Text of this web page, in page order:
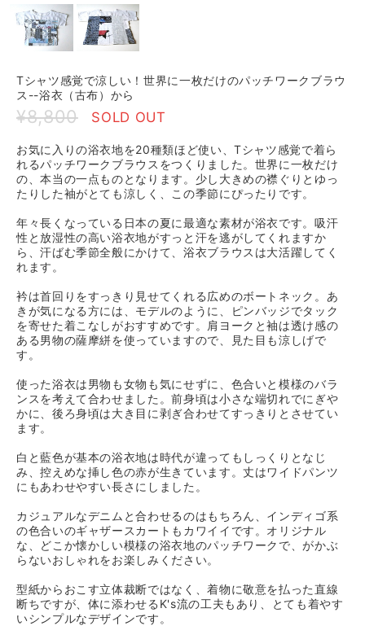
Tシャツ感覚で涼しい！世界に一枚だけのパッチワークブラウ
ス--浴衣（古布）から
¥8,800 SOLD OUT
お気に入りの浴衣地を20種類ほど使い、Tシャツ感覚で着ら
れるパッチワークブラウスをつくりました。世界に一枚だけ
の、本当の一点ものとなります。少し大きめの襟ぐりとゆっ
たりした袖がとても涼しく、この季節にぴったりです。
年々長くなっている日本の夏に最適な素材が浴衣です。吸汗
性と放湿性の高い浴衣地がすっと汗を逃がしてくれますか
ら、汗ばむ季節全般にかけて、浴衣ブラウスは大活躍してく
れます。
衿は首回りをすっきり見せてくれる広めのボートネック。あ
きが気になる方には、モデルのように、ピンバッジでタック
を寄せた着こなしがおすすめです。肩ヨークと袖は透け感の
ある男物の薩摩絣を使っていますので、見た目も涼しげで
す。
使った浴衣は男物も女物も気にせずに、色合いと模様のバラ
ンスを考えて合わせました。前身頃は小さな端切れでにぎや
かに、後ろ身頃は大き目に剥ぎ合わせてすっきりとさせてい
ます。
白と藍色が基本の浴衣地は時代が違ってもしっくりとなじ
み、控えめな挿し色の赤が生きています。丈はワイドパンツ
にもあわせやすい長さにしました。
カジュアルなデニムと合わせるのはもちろん、インディゴ系
の色合いのギャザースカートもカワイイです。オリジナル
な、どこか懐かしい模様の浴衣地のパッチワークで、がかぶ
らないおしゃれをお楽しみください。
型紙からおこす立体裁断ではなく、着物に敬意を払った直線
断ちですが、体に添わせるK's流の工夫もあり、とても着やす
いシンプルなデザインです。